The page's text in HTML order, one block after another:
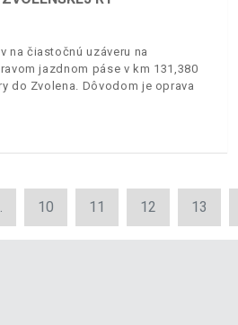
na čiastočnú uzáveru na
jazdnom páse v km 131,380
do Zvolena. Dôvodom je oprava
10 11 12 13